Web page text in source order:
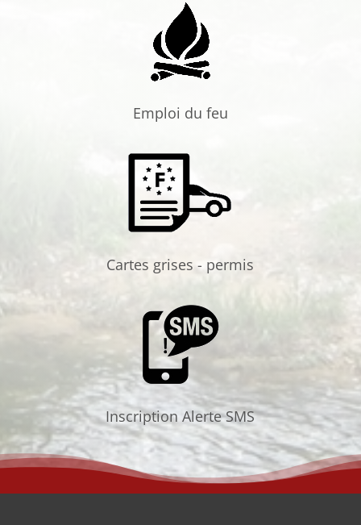
Emploi du feu
Cartes grises - permis
Inscription Alerte SMS